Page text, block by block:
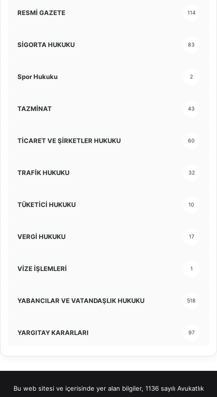
RESMİ GAZETE 114
SİGORTA HUKUKU 83
Spor Hukuku 2
TAZMİNAT 43
TİCARET VE ŞİRKETLER HUKUKU 60
TRAFİK HUKUKU 32
TÜKETİCİ HUKUKU 10
VERGİ HUKUKU 17
VİZE İŞLEMLERİ 1
YABANCILAR VE VATANDAŞLIK HUKUKU 518
YARGITAY KARARLARI 97
Bu web sitesi ve içerisinde yer alan bilgiler, 1136 sayılı Avukatlık